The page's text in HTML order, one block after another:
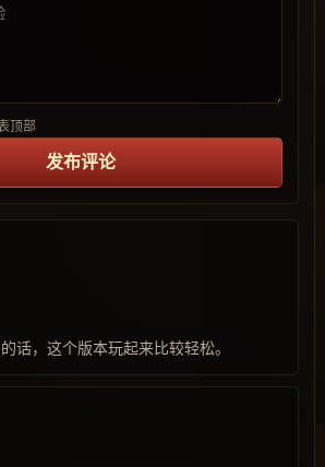
顶部
发布评论
话，这个版本玩起来比较轻松。